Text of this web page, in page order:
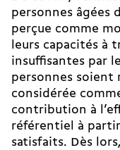
personnes âgées
perçue comme
leurs capacités à
insuffisantes par
personnes soient
considérée
contribution à
référentiel à
satisfaits. Dès